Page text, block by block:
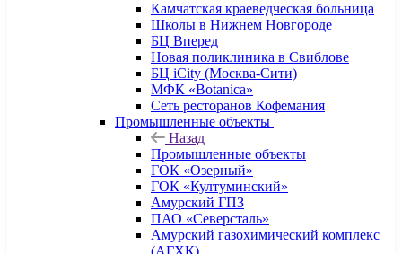
Камчатская краеведческая больница
Школы в Нижнем Новгороде
БЦ Вперед
Новая поликлиника в Свиблове
БЦ iCity (Москва-Сити)
МФК «Botanica»
Сеть ресторанов Кофемания
Промышленные объекты
Назад
Промышленные объекты
ГОК «Озерный»
ГОК «Култуминский»
Амурский ГПЗ
ПАО «Северсталь»
Амурский газохимический комплекс
(АГХК)